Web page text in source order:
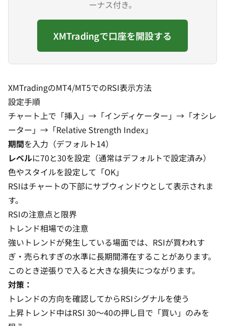
ーナス付き。
XMTradingで口座を開設する
XMTradingのMT4/MT5でのRSI表示方法
設定手順
チャート上で「挿入」→「インディケーター」→「オシレ
ーター」→「Relative Strength Index」
期間を入力（デフォルト14）
レベルに70と30を設定（通常はデフォルトで設定済み）
色やスタイルを設定して「OK」
RSIはチャートの下部にサブウィンドウとして表示されま
す。
RSIの注意点と限界
トレンド相場での注意
強いトレンドが発生している場面では、RSIが買われす
ぎ・売られすぎの水準に長期間滞在することがあります。
このとき逆張りで入ると大きな損失につながります。
対策：
トレンドの方向を確認してからRSIシグナルを使う
上昇トレンド中はRSI 30〜40の押し目で「買い」のみを